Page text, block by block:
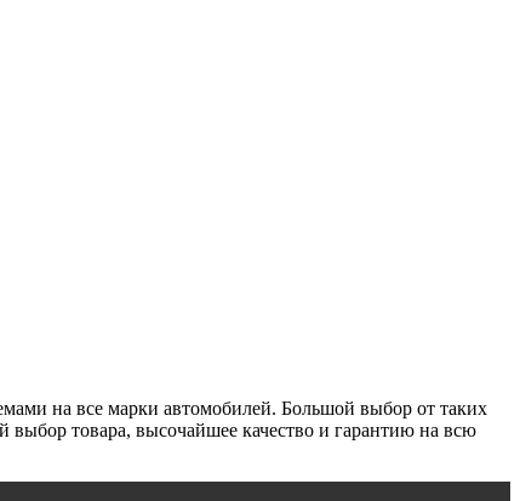
на все марки автомобилей. Большой выбор от таких
выбор товара, высочайшее качество и гарантию на всю